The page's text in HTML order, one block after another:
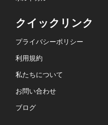
クイックリンク
プライバシーポリシー
利用規約
私たちについて
お問い合わせ
ブログ